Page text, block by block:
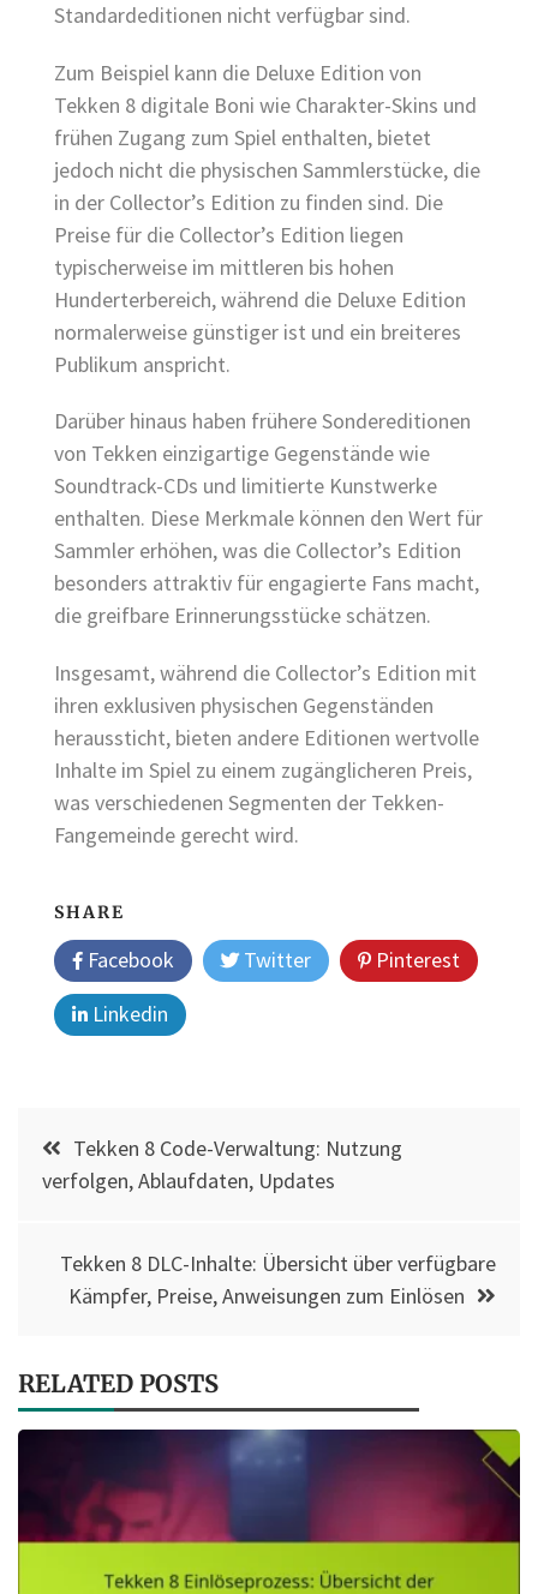
Standardeditionen nicht verfügbar sind.
Zum Beispiel kann die Deluxe Edition von
Tekken 8 digitale Boni wie Charakter-Skins und
frühen Zugang zum Spiel enthalten, bietet
jedoch nicht die physischen Sammlerstücke, die
in der Collector’s Edition zu finden sind. Die
Preise für die Collector’s Edition liegen
typischerweise im mittleren bis hohen
Hunderterbereich, während die Deluxe Edition
normalerweise günstiger ist und ein breiteres
Publikum anspricht.
Darüber hinaus haben frühere Sondereditionen
von Tekken einzigartige Gegenstände wie
Soundtrack-CDs und limitierte Kunstwerke
enthalten. Diese Merkmale können den Wert für
Sammler erhöhen, was die Collector’s Edition
besonders attraktiv für engagierte Fans macht,
die greifbare Erinnerungsstücke schätzen.
Insgesamt, während die Collector’s Edition mit
ihren exklusiven physischen Gegenständen
heraussticht, bieten andere Editionen wertvolle
Inhalte im Spiel zu einem zugänglicheren Preis,
was verschiedenen Segmenten der Tekken-
Fangemeinde gerecht wird.
SHARE
Facebook Twitter
Pinterest
Linkedin
Post
navigation
Tekken 8 Code-Verwaltung: Nutzung
verfolgen, Ablaufdaten, Updates
Tekken 8 DLC-Inhalte: Übersicht über verfügbare
Kämpfer, Preise, Anweisungen zum Einlösen
RELATED POSTS